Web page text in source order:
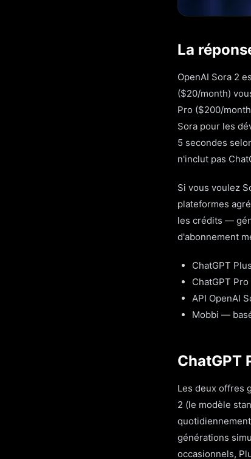
La
OpenAI Sora 2
($20/month)
Pro ($200/
Sora pour les
5 secondes
n'inclut pas
Si vous voulez
plateformes
les crédits —
d'abonnement
ChatGPT
ChatGPT
API OpenAI
Mobbi —
ChatGPT
Les deux offres
2 (le modèle
générations
occasionnels,